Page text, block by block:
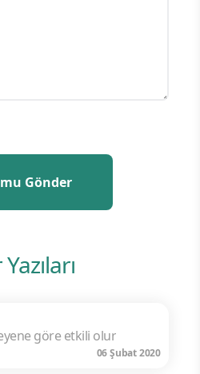
göre etkili olur
06 Şubat 2020